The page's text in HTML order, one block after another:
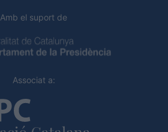
Amb el suport de
Associat a: